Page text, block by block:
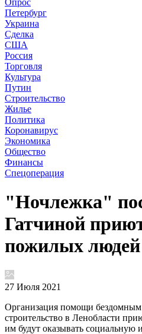
Опрос
Петербург
Украина
Сделка
США
Россия
Торговля
Культура
Путин
Строительство
Жилье
Политика
Коронавирус
Экономика
Общество
Финансы
Спецоперация
"Ночлежка"
Гатчиной
пожилых людей
27 Июля 2021
Организация помощи
строительство в Ленобласти
им будут оказывать